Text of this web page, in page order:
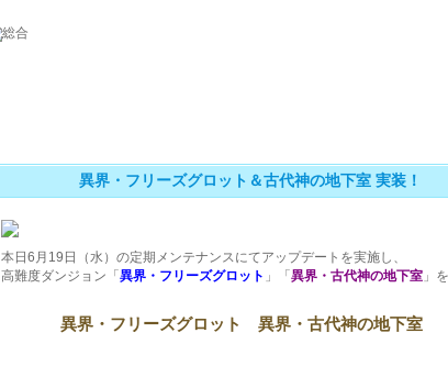
異界・フリーズグロット＆古代神の地下室 実装！
本日6月19日（水）の定期メンテナンスにてアップデートを実施し、
高難度ダンジョン「 異界・フリーズグロット 」「 異界・古代神の地下室」
異界・フリーズグロット 異界・古代神の地下室